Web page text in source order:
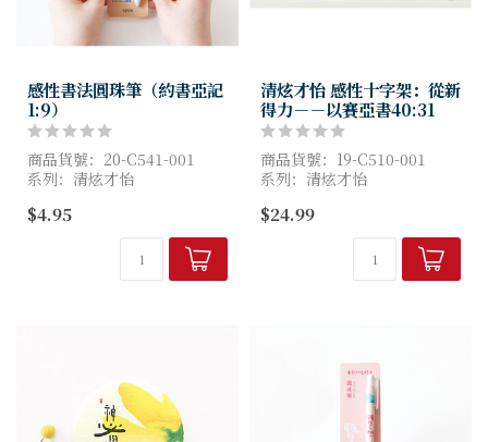
感性書法圓珠筆（約書亞記
1:9）
商品貨號：20-C541-001
系列：清炫才怡
Gracebell
尺寸：1.1x14.5cm
$4.95
清炫才怡 感性十字架：從新
得力－－以賽亞書40:31
商品貨號：19-C510-001
系列：清炫才怡
Gracebell
尺寸：長7x寬7x厚度0.5cm
$24.99